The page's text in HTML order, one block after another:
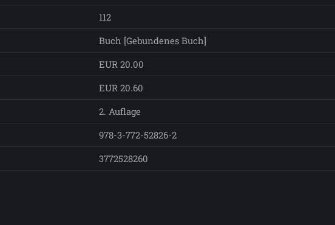
112
Buch [Gebundenes Buch]
EUR 20.00
EUR 20.60
2. Auflage
978-3-772-52826-2
3772528260